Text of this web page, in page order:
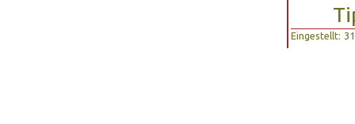
Eingestellt: